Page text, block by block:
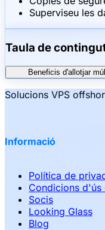
Superviseu les
Taula de
Beneficis d'allotjar
Solucions VPS
Informació
Política de
Condicions d'ús
Socis
Looking Glass
Blog